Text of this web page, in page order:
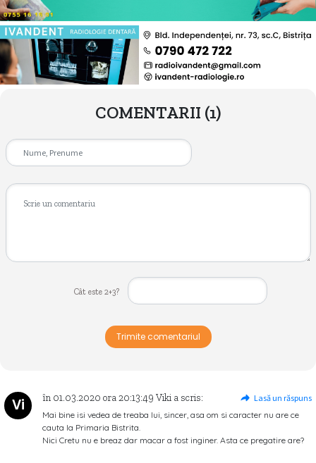
COMENTARII (1)
Cât este 2+3?
Trimite comentariul
Vi în 01.03.2020 ora20:13:49 Viki a scris:
Lasă un răspuns
Mai bine isi vedea de treaba lui, sincer, asa om si caracter nu are ce
cauta la Primaria Bistrita.
Nici Cretu nu e breaz dar macar a fost inginer. Asta ce pregatire are?